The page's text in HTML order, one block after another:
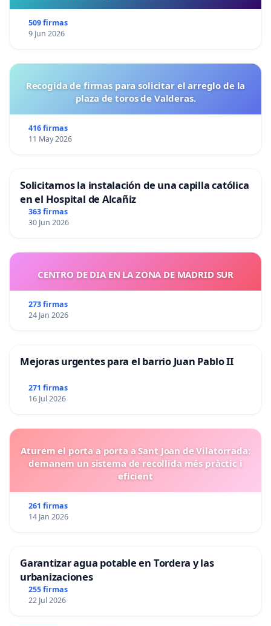
509 firmas
9 Jun 2026
Recogida de firmas para solicitar el arreglo de la
plaza de toros de Valderas.
416 firmas
11 May 2026
Solicitamos la instalación de una capilla católica
en el Hospital de Alcañiz
363 firmas
30 Jun 2026
CENTRO DE DIA EN LA ZONA DE MADRID SUR
273 firmas
24 Jan 2026
Mejoras urgentes para el barrio Juan Pablo II
271 firmas
16 Jul 2026
Aturem el porta a porta a Sant Joan de Vilatorrada:
demanem un sistema de recollida més pràctic i
eficient
261 firmas
14 Jan 2026
Garantizar agua potable en Tordera y las
urbanizaciones
255 firmas
22 Jul 2026